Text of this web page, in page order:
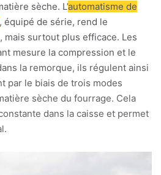
sèche. L’automatisme de
, équipé de série, rend le
mais surtout plus efficace. Les
mesure la compression et le
la remorque, ils régulent ainsi
par le biais de trois modes
sèche du fourrage. Cela
dans la caisse et permet